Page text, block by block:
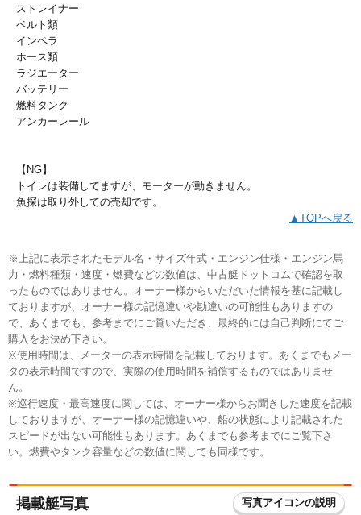
ストレイナー
ベルト類
インペラ
ホース類
ラジエーター
バッテリー
燃料タンク
アンカーレール
【NG】
トイレは装備してますが、モーターが動きません。
魚探は取り外しての売却です。
▲TOPへ戻る
※上記に表示されたモデル名・サイズ年式・エンジン仕様・エンジン馬
力・燃料種類・速度・燃費などの数値は、中古艇ドットコムで確認を取
ったものではありません。オーナー様からいただいた情報を基に記載し
ておりますが、オーナー様の記憶違いや勘違いの可能性もありますの
で、あくまでも、参考までにご覧いただき、最終的には自己判断にてご
購入をお決め下さい。
※使用時間は、メーターの表示時間を記載しております。あくまでもメー
タの表示時間ですので、実際の使用時間を補償するものではありませ
ん。
※巡行速度・最高速度に関しては、オーナー様からお聞きした速度を記載
しておりますが、オーナー様の記憶違いや、船の状態により記載された
スピードが出ない可能性もあります。あくまでも参考までにご覧下さ
い。燃費やタンク容量などの数値に関しても同様です。
掲載艇写真 写真アイコンの説明